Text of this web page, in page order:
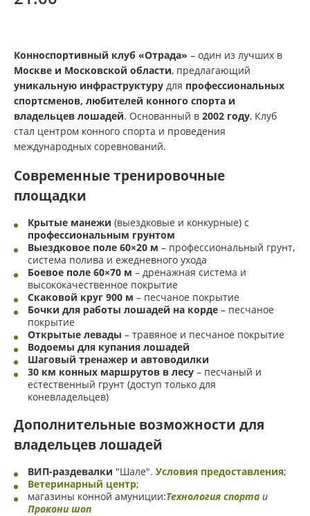
УСЛУГИ КОМПЛЕКСА
РЕСТОРАНЫ
ОТЕЛЬ
БАННЫЙ КОМПЛЕКС
МИНИ-ПАРК ДИКИХ ЖИВОТНЫХ
КОННЫЙ КЛУБ
ВЕТЦЕНТР
УНИВЕРСАЛЬНАЯ СПОРТИВНАЯ ПЛОЩАДКА
ОТКРЫТЫЙ КАТОК
СЪЕМКИ И ФОТОСЕССИИ
Конноспортивный клуб «Отрада» – один из лучших в
Москве и Московской области, предлагающий
уникальную инфраструктуру для профессиональных
спортсменов, любителей конного спорта и
владельцев лошадей. Основанный в 2002 году, Клуб
стал центром конного спорта и проведения
международных соревнований.
Современные тренировочные
площадки
Крытые манежи (выездковые и конкурные) с
профессиональным грунтом
Выездковое поле 60×20 м – профессиональный грунт,
система полива и ежедневного ухода
Боевое поле 60×70 м – дренажная система и
высококачественное покрытие
Скаковой круг 900 м – песчаное покрытие
Бочки для работы лошадей на корде – песчаное
покрытие
Открытые левады – травяное и песчаное покрытие
Водоемы для купания лошадей
Шаговый тренажер и автоводилки
30 км конных маршрутов в лесу – песчаный и
естественный грунт (доступ только для
коневладельцев)
Дополнительные возможности для
владельцев лошадей
ВИП-раздевалки "Шале". Условия предоставления;
Ветеринарный центр;
магазины конной амуниции:Технология спорта и
Прокони шоп